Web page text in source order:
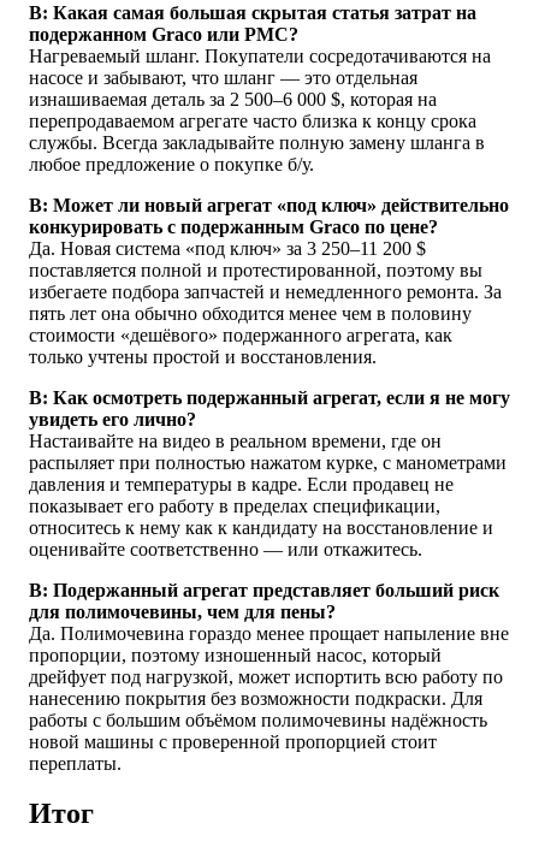
В: Какая самая большая скрытая статья затрат на
подержанном Graco или PMC?
Нагреваемый шланг. Покупатели сосредотачиваются на
насосе и забывают, что шланг — это отдельная
изнашиваемая деталь за 2 500–6 000 $, которая на
перепродаваемом агрегате часто близка к концу срока
службы. Всегда закладывайте полную замену шланга в
любое предложение о покупке б/у.
В: Может ли новый агрегат «под ключ» действительно
конкурировать с подержанным Graco по цене?
Да. Новая система «под ключ» за 3 250–11 200 $
поставляется полной и протестированной, поэтому вы
избегаете подбора запчастей и немедленного ремонта. За
пять лет она обычно обходится менее чем в половину
стоимости «дешёвого» подержанного агрегата, как
только учтены простой и восстановления.
В: Как осмотреть подержанный агрегат, если я не могу
увидеть его лично?
Настаивайте на видео в реальном времени, где он
распыляет при полностью нажатом курке, с манометрами
давления и температуры в кадре. Если продавец не
показывает его работу в пределах спецификации,
относитесь к нему как к кандидату на восстановление и
оценивайте соответственно — или откажитесь.
В: Подержанный агрегат представляет больший риск
для полимочевины, чем для пены?
Да. Полимочевина гораздо менее прощает напыление вне
пропорции, поэтому изношенный насос, который
дрейфует под нагрузкой, может испортить всю работу по
нанесению покрытия без возможности подкраски. Для
работы с большим объёмом полимочевины надёжность
новой машины с проверенной пропорцией стоит
переплаты.
Итог